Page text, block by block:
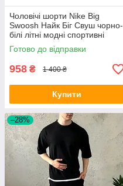
Чоловічі шорти Nike Big
Swoosh Найк Біг Свуш чорно-
білі літні модні спортивні
Готово до відправки
958 ₴ 1 400 ₴
Купити
–28%